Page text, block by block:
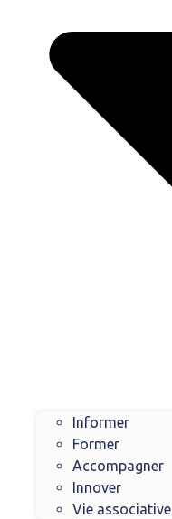
Informer
Former
Accompagner
Innover
Vie associative